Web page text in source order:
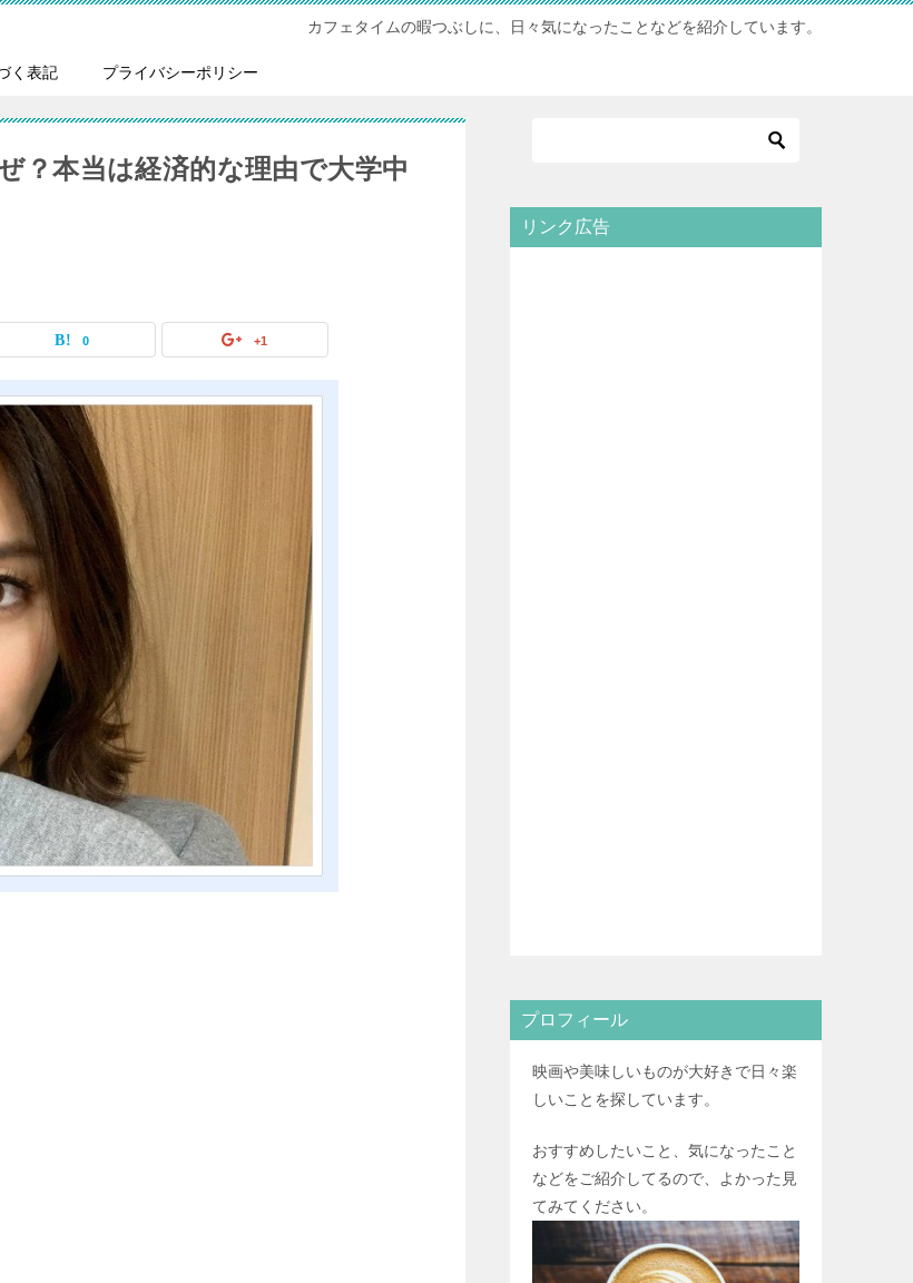
カフェタイムの暇つぶしに、日々気になったことなどを紹介しています。
く表記 プライバシーポリシー
？本当は経済的な理由で大学中
0 +1
リンク広告
プロフィール
映画や美味しいものが大好きで日々楽
しいことを探しています。
おすすめしたいこと、気になったこと
などをご紹介してるので、よかった見
てみてください。